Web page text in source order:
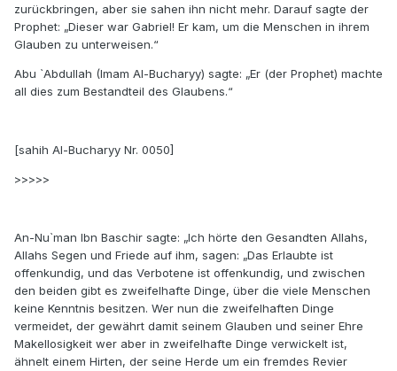
zurückbringen, aber sie sahen ihn nicht mehr. Darauf sagte der
Prophet: „Dieser war Gabriel! Er kam, um die Menschen in ihrem
Glauben zu unterweisen.“
Abu `Abdullah (Imam Al-Bucharyy) sagte: „Er (der Prophet) machte
all dies zum Bestandteil des Glaubens.“
[sahih Al-Bucharyy Nr. 0050]
>>>>>
An-Nu`man Ibn Baschir sagte: „Ich hörte den Gesandten Allahs,
Allahs Segen und Friede auf ihm, sagen: „Das Erlaubte ist
offenkundig, und das Verbotene ist offenkundig, und zwischen
den beiden gibt es zweifelhafte Dinge, über die viele Menschen
keine Kenntnis besitzen. Wer nun die zweifelhaften Dinge
vermeidet, der gewährt damit seinem Glauben und seiner Ehre
Makellosigkeit wer aber in zweifelhafte Dinge verwickelt ist,
ähnelt einem Hirten, der seine Herde um ein fremdes Revier